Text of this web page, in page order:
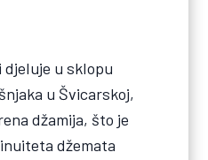
djeluje u sklopu
u Švicarskoj,
džamija, što je
džemata